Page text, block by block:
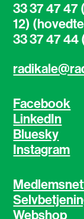
33 37 47 47
12)
33 37 47
Facebook
LinkedIn
Bluesky
Instagram
Webshop